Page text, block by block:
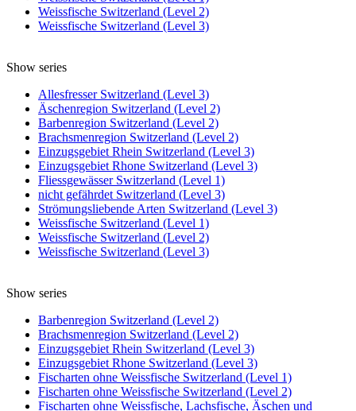
Weissfische Switzerland (Level 2)
Weissfische Switzerland (Level 3)
Show series
Allesfresser Switzerland (Level 3)
Äschenregion Switzerland (Level 2)
Barbenregion Switzerland (Level 2)
Brachsmenregion Switzerland (Level 2)
Einzugsgebiet Rhein Switzerland (Level 3)
Einzugsgebiet Rhone Switzerland (Level 3)
Fliessgewässer Switzerland (Level 1)
nicht gefährdet Switzerland (Level 3)
Strömungsliebende Arten Switzerland (Level 3)
Weissfische Switzerland (Level 1)
Weissfische Switzerland (Level 2)
Weissfische Switzerland (Level 3)
Show series
Barbenregion Switzerland (Level 2)
Brachsmenregion Switzerland (Level 2)
Einzugsgebiet Rhein Switzerland (Level 3)
Einzugsgebiet Rhone Switzerland (Level 3)
Fischarten ohne Weissfische Switzerland (Level 1)
Fischarten ohne Weissfische Switzerland (Level 2)
Fischarten ohne Weissfische, Lachsfische, Äschen und